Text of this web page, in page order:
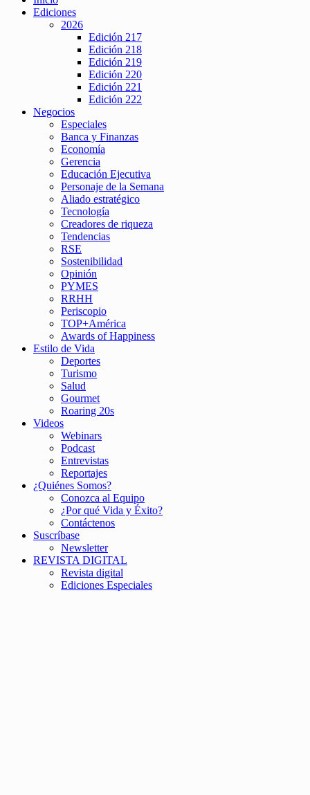
Ediciones
2026
Edición 217
Edición 218
Edición 219
Edición 220
Edición 221
Edición 222
Negocios
Especiales
Banca y Finanzas
Economía
Gerencia
Educación Ejecutiva
Personaje de la Semana
Aliado estratégico
Tecnología
Creadores de riqueza
Tendencias
RSE
Sostenibilidad
Opinión
PYMES
RRHH
Periscopio
TOP+América
Awards of Happiness
Estilo de Vida
Deportes
Turismo
Salud
Gourmet
Roaring 20s
Videos
Webinars
Podcast
Entrevistas
Reportajes
¿Quiénes Somos?
Conozca al Equipo
¿Por qué Vida y Éxito?
Contáctenos
Suscríbase
Newsletter
REVISTA DIGITAL
Revista digital
Ediciones Especiales